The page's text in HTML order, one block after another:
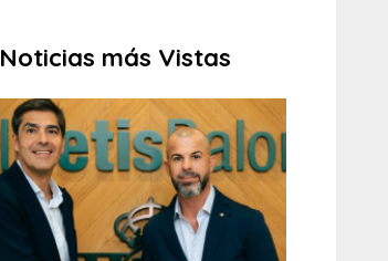
Noticias más Vistas